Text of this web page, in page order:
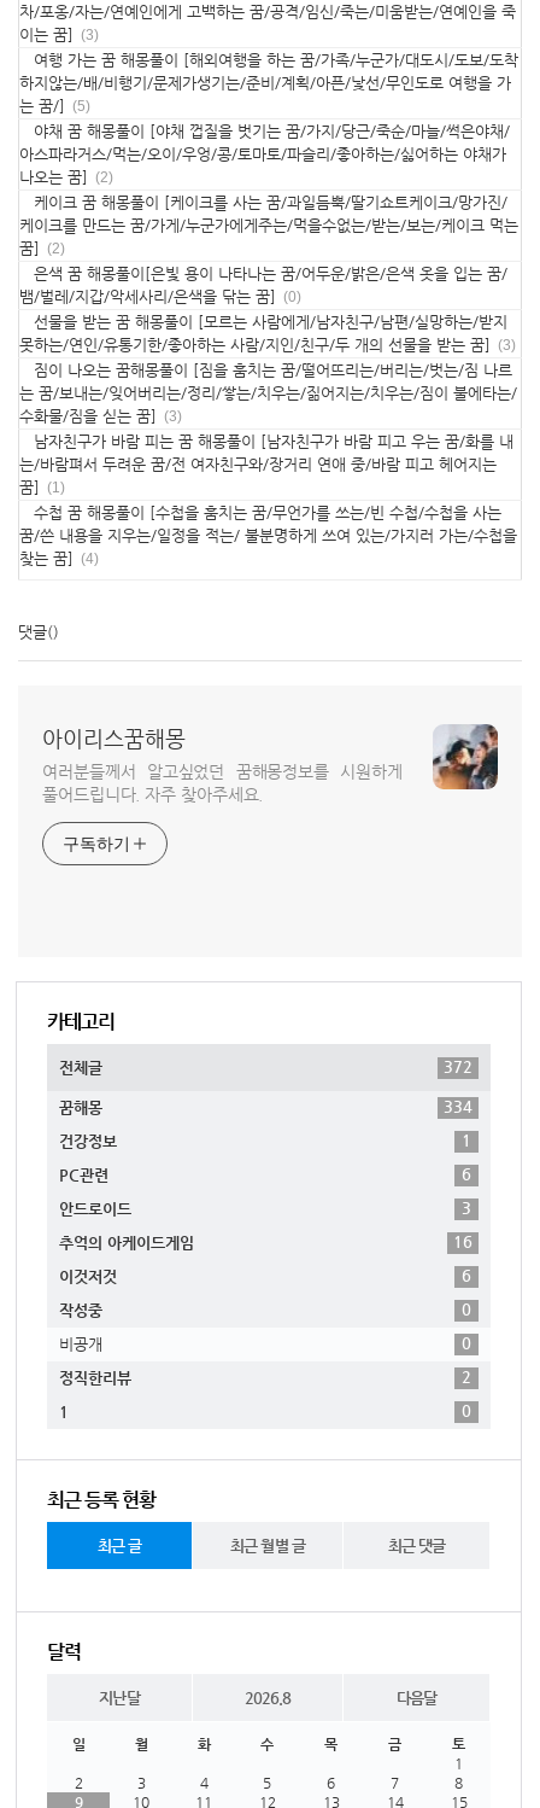
차/포옹/자는/연예인에게 고백하는 꿈/공격/임신/죽는/미움받는/연예인을 죽
이는 꿈] (3)
여행 가는 꿈 해몽풀이 [해외여행을 하는 꿈/가족/누군가/대도시/도보/도착
하지않는/배/비행기/문제가생기는/준비/계획/아픈/낯선/무인도로 여행을 가
는 꿈/] (5)
야채 꿈 해몽풀이 [야채 껍질을 벗기는 꿈/가지/당근/죽순/마늘/썩은야채/
아스파라거스/먹는/오이/우엉/콩/토마토/파슬리/좋아하는/싫어하는 야채가
나오는 꿈] (2)
케이크 꿈 해몽풀이 [케이크를 사는 꿈/과일듬뿍/딸기쇼트케이크/망가진/
케이크를 만드는 꿈/가게/누군가에게주는/먹을수없는/받는/보는/케이크 먹는
꿈] (2)
은색 꿈 해몽풀이[은빛 용이 나타나는 꿈/어두운/밝은/은색 옷을 입는 꿈/
뱀/벌레/지갑/악세사리/은색을 닦는 꿈] (0)
선물을 받는 꿈 해몽풀이 [모르는 사람에게/남자친구/남편/실망하는/받지
못하는/연인/유통기한/좋아하는 사람/지인/친구/두 개의 선물을 받는 꿈] (3)
짐이 나오는 꿈해몽풀이 [짐을 훔치는 꿈/떨어뜨리는/버리는/벗는/짐 나르
는 꿈/보내는/잊어버리는/정리/쌓는/치우는/짊어지는/치우는/짐이 불에타는/
수화물/짐을 싣는 꿈] (3)
남자친구가 바람 피는 꿈 해몽풀이 [남자친구가 바람 피고 우는 꿈/화를 내
는/바람펴서 두려운 꿈/전 여자친구와/장거리 연애 중/바람 피고 헤어지는
꿈] (1)
수첩 꿈 해몽풀이 [수첩을 훔치는 꿈/무언가를 쓰는/빈 수첩/수첩을 사는
꿈/쓴 내용을 지우는/일정을 적는/ 불분명하게 쓰여 있는/가지러 가는/수첩을
찾는 꿈] (4)
댓글()
아이리스꿈해몽
여러분들께서 알고싶었던 꿈해몽정보를 시원하게
풀어드립니다. 자주 찾아주세요.
구독하기
카테고리
전체글 372
꿈해몽
334
건강정보
1
PC관련
6
안드로이드
3
추억의 아케이드게임
16
이것저것
6
작성중
0
비공개
0
정직한리뷰
2
1
0
최근 등록 현황
최근 글 최근 월별 글 최근 댓글
달력
지난달 2026.8 다음달
일 월 화 수 목 금
토
1
2
3 4 5 6 7
8
9
10 11 12 13 14 15